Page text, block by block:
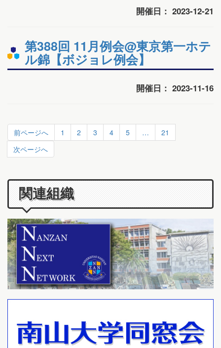
開催日： 2023-12-21
第388回 11月例会@東京第一ホテ
ル錦【ボジョレ例会】
開催日： 2023-11-16
前ページへ 1 2 3 4 5 …
21
次ページへ
関連組織